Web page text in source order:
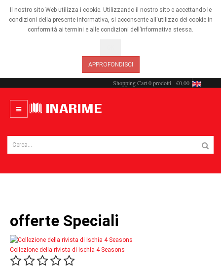
Il nostro sito Web utilizza i cookie. Utilizzando il nostro sito e accettando le
condizioni della presente informativa, si acconsente all'utilizzo dei cookie in
conformità ai termini e alle condizioni dell’informativa stessa.
APPROFONDISCI
Shopping Cart0 prodotti - €0,00
offerte Speciali
Collezione della rivista di Ischia 4 Seasons